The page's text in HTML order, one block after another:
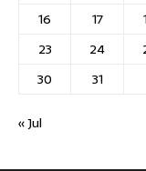
16
17
23
24
30
31
« Jul